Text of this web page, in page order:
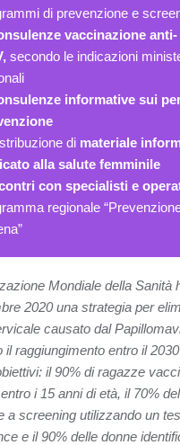
di prevenzione e
vaccinazione anti-
secondo le indicazioni
informative sui
di materiale
alla salute femminile
con specialisti e
regionale
Mondiale della Sanità
2020 una strategia per
causato dal
il raggiungimento entro il
il 90% di ragazze
i 15 anni di età, il 70%
a screening utilizzando un
e il 90% delle donne